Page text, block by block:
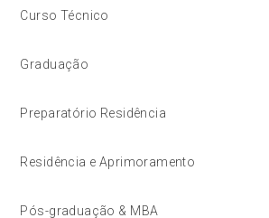
Curso Técnico
Graduação
Preparatório Residência
Residência e Aprimoramento
Pós-graduação & MBA